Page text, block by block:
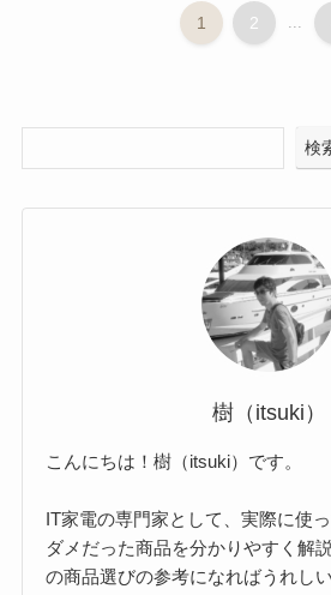
1 2 ...
検
樹（itsuki）
こんにちは！樹（itsuki）です。
IT家電の専門家として、実際に使
ダメだった商品を分かりやすく解
の商品選びの参考になればうれし